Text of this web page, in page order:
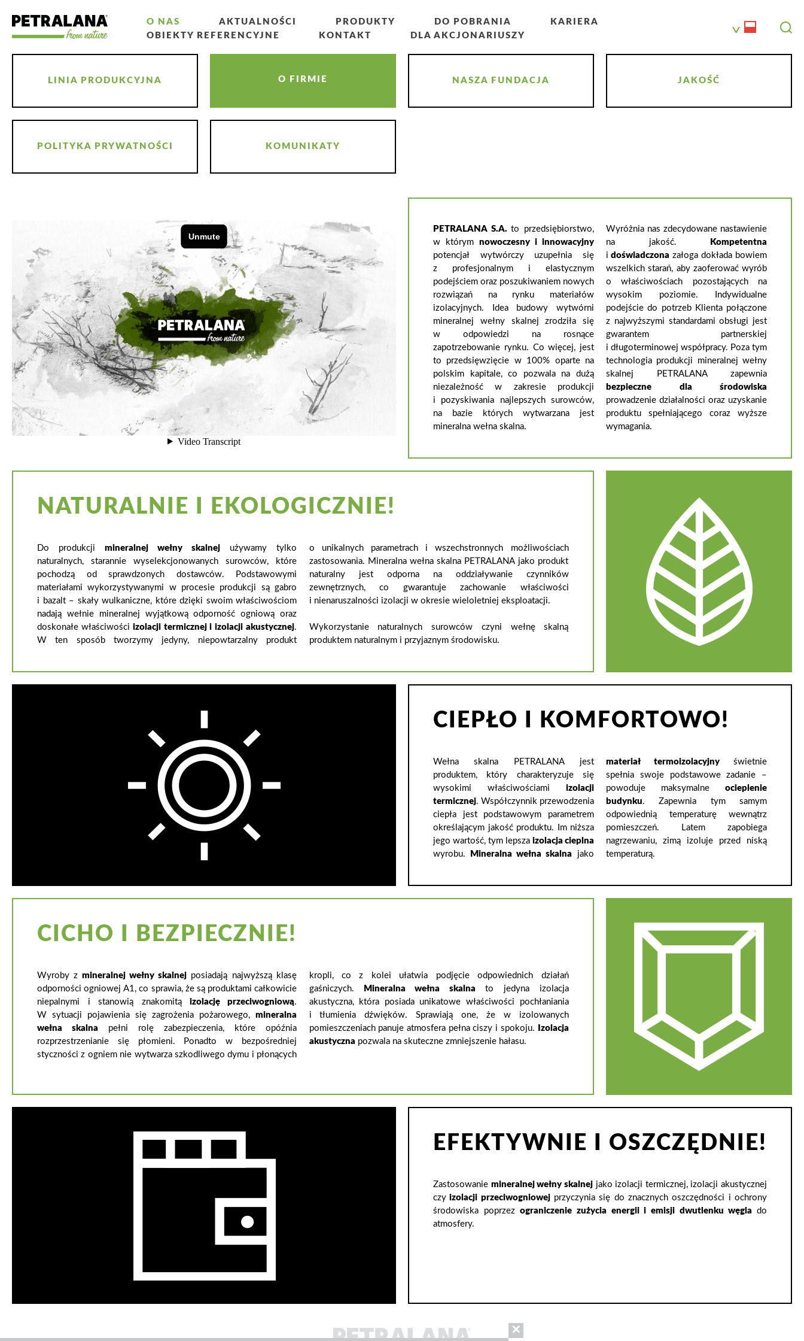
O NAS AKTUALNOŚCI PRODUKTY DO POBRANIA
KARIERA
OBIEKTY REFERENCYJNE
KONTAKT DLA AKCJONARIUSZY
LINIA PRODUKCYJNA O FIRMIE NASZA FUNDACJA JAKOŚĆ
POLITYKA PRYWATNOŚCI KOMUNIKATY
PETRALANA S.A. to przedsiębiorstwo,
w którym nowoczesny i innowacyjny
potencjał wytwórczy uzupełnia się
z profesjonalnym i elastycznym
podejściem oraz poszukiwaniem nowych
rozwiązań na rynku materiałów
izolacyjnych. Idea budowy wytwórni
mineralnej wełny skalnej zrodziła się
w odpowiedzi na rosnące
zapotrzebowanie rynku. Co więcej, jest
to przedsięwzięcie w 100% oparte na
polskim kapitale, co pozwala na dużą
niezależność w zakresie produkcji
i pozyskiwania najlepszych surowców,
na bazie których wytwarzana jest
mineralna wełna skalna.
Wyróżnia nas zdecydowane nastawienie
na jakość.
Kompetentna
i doświadczona załoga dokłada bowiem
wszelkich starań, aby zaoferować wyrób
o właściwościach pozostających na
wysokim poziomie. Indywidualne
podejście do potrzeb Klienta połączone
z najwyższymi standardami obsługi jest
gwarantem partnerskiej
i długoterminowej współpracy. Poza tym
technologia produkcji mineralnej wełny
skalnej PETRALANA zapewnia
bezpieczne dla środowiska
prowadzenie działalności oraz uzyskanie
produktu spełniającego coraz wyższe
wymagania.
NATURALNIE I EKOLOGICZNIE!
Do produkcji mineralnej wełny skalnej używamy tylko
naturalnych, starannie wyselekcjonowanych surowców, które
pochodzą od sprawdzonych dostawców. Podstawowymi
materiałami wykorzystywanymi w procesie produkcji są gabro
i bazalt – skały wulkaniczne, które dzięki swoim właściwościom
nadają wełnie mineralnej wyjątkową odporność ogniową oraz
doskonałe właściwości izolacji termicznej i izolacji akustycznej.
W ten sposób tworzymy jedyny, niepowtarzalny produkt
o unikalnych parametrach i wszechstronnych możliwościach
zastosowania. Mineralna wełna skalna PETRALANA jako produkt
naturalny jest odporna na oddziaływanie czynników
zewnętrznych, co gwarantuje zachowanie właściwości
i nienaruszalności izolacji w okresie wieloletniej eksploatacji.
Wykorzystanie naturalnych surowców czyni wełnę skalną
produktem naturalnym i przyjaznym środowisku.
CIEPŁO I KOMFORTOWO!
Wełna skalna PETRALANA jest
produktem, który charakteryzuje się
wysokimi właściwościami izolacji
termicznej. Współczynnik przewodzenia
ciepła jest podstawowym parametrem
określającym jakość produktu. Im niższa
jego wartość, tym lepsza izolacja cieplna
wyrobu.
Mineralna wełna skalna jako
materiał termoizolacyjny świetnie
spełnia swoje podstawowe zadanie –
powoduje maksymalne ocieplenie
budynku. Zapewnia tym samym
odpowiednią temperaturę wewnątrz
pomieszczeń. Latem zapobiega
nagrzewaniu, zimą izoluje przed niską
temperaturą.
CICHO I BEZPIECZNIE!
Wyroby z mineralnej wełny skalnej posiadają najwyższą klasę
odporności ogniowej A1, co sprawia, że są produktami całkowicie
niepalnymi i stanowią znakomitą izolację przeciwogniową.
W sytuacji pojawienia się zagrożenia pożarowego, mineralna
wełna skalna pełni rolę zabezpieczenia, które opóźnia
rozprzestrzenianie się płomieni. Ponadto w bezpośredniej
styczności z ogniem nie wytwarza szkodliwego dymu i płonących
kropli, co z kolei ułatwia podjęcie odpowiednich działań
gaśniczych.
Mineralna wełna skalna to jedyna izolacja
akustyczna, która posiada unikatowe właściwości pochłaniania
i tłumienia dźwięków. Sprawiają one, że w izolowanych
pomieszczeniach panuje atmosfera pełna ciszy i spokoju.
Izolacja
akustyczna pozwala na skuteczne zmniejszenie hałasu.
EFEKTYWNIE I OSZCZĘDNIE!
Zastosowanie mineralnej wełny skalnejjako izolacji termicznej, izolacji akustycznej
czy izolacji przeciwogniowejprzyczynia się do znacznych oszczędności i ochrony
środowiska poprzezograniczenie zużycia energii i emisji dwutlenku węglado
atmosfery.
✕